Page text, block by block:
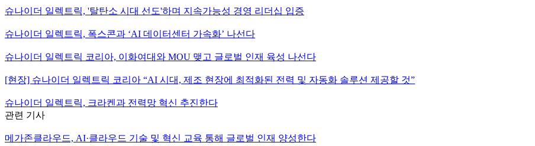
슈나이더 일렉트릭, '탈탄소 시대 선도'하며 지속가능성 경영 리더십 입증
슈나이더 일렉트릭, 폭스콘과 ‘AI 데이터센터 가속화’ 나선다
슈나이더 일렉트릭 코리아, 이화여대와 MOU 맺고 글로벌 인재 육성 나선다
[현장] 슈나이더 일렉트릭 코리아 “AI 시대, 제조 현장에 최적화된 전력 및 자동화 솔루션 제공할 것”
슈나이더 일렉트릭, 크라켄과 전력망 혁신 추진한다
관련 기사
메가존클라우드, AI·클라우드 기술 및 혁신 교육 통해 글로벌 인재 양성한다